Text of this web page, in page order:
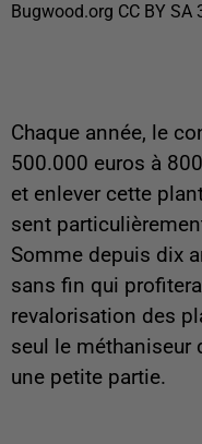
Bugwood.org CC BY SA
Chaque année, le
500.000 euros à
et enlever cette
sent
Somme depuis dix
sans fin qui
revalorisation des
seul le méthaniseur
une petite partie.